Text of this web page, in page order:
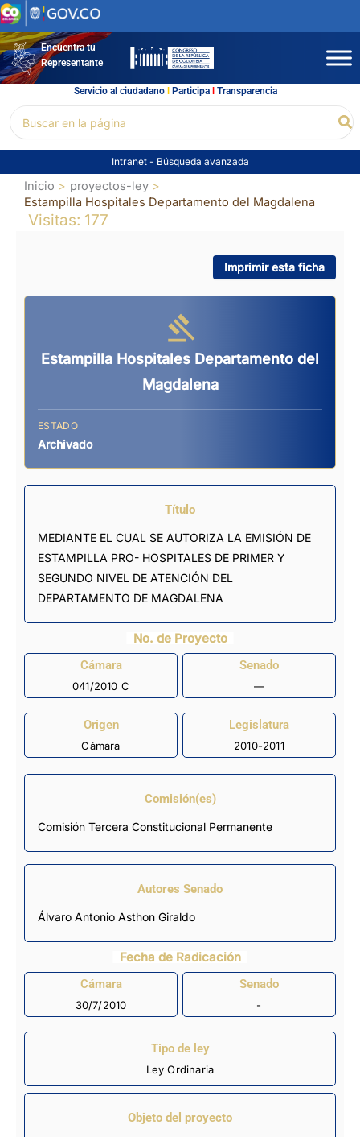
Ir
al
contenidoEncuentra tu
Representante
Servicio al ciudadano l Participal Transparencia
por:
Intranet - Búsqueda avanzada
Inicio
proyectos-ley
Estampilla Hospitales Departamento del Magdalena
Visitas: 177
Imprimir esta ficha
Estampilla Hospitales Departamento del
Magdalena
ESTADO
Archivado
Título
MEDIANTE EL CUAL SE AUTORIZA LA EMISIÓN DE
ESTAMPILLA PRO- HOSPITALES DE PRIMER Y
SEGUNDO NIVEL DE ATENCIÓN DEL
DEPARTAMENTO DE MAGDALENA
No. de Proyecto
Cámara
041/2010 C
Senado
—
Origen
Cámara
Legislatura
2010-2011
Comisión(es)
Comisión Tercera Constitucional Permanente
Autores Senado
Álvaro Antonio Asthon Giraldo
Fecha de Radicación
Cámara
30/7/2010
Senado
-
Tipo de ley
Ley Ordinaria
Objeto del proyecto